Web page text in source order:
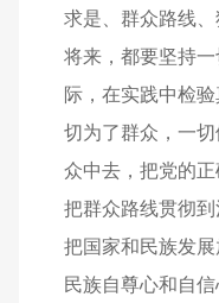
求是、群众路线
将来，都要坚持
际，在实践中检
切为了群众，一
众中去，把党的
把群众路线贯彻
把国家和民族发
民族自尊心和自